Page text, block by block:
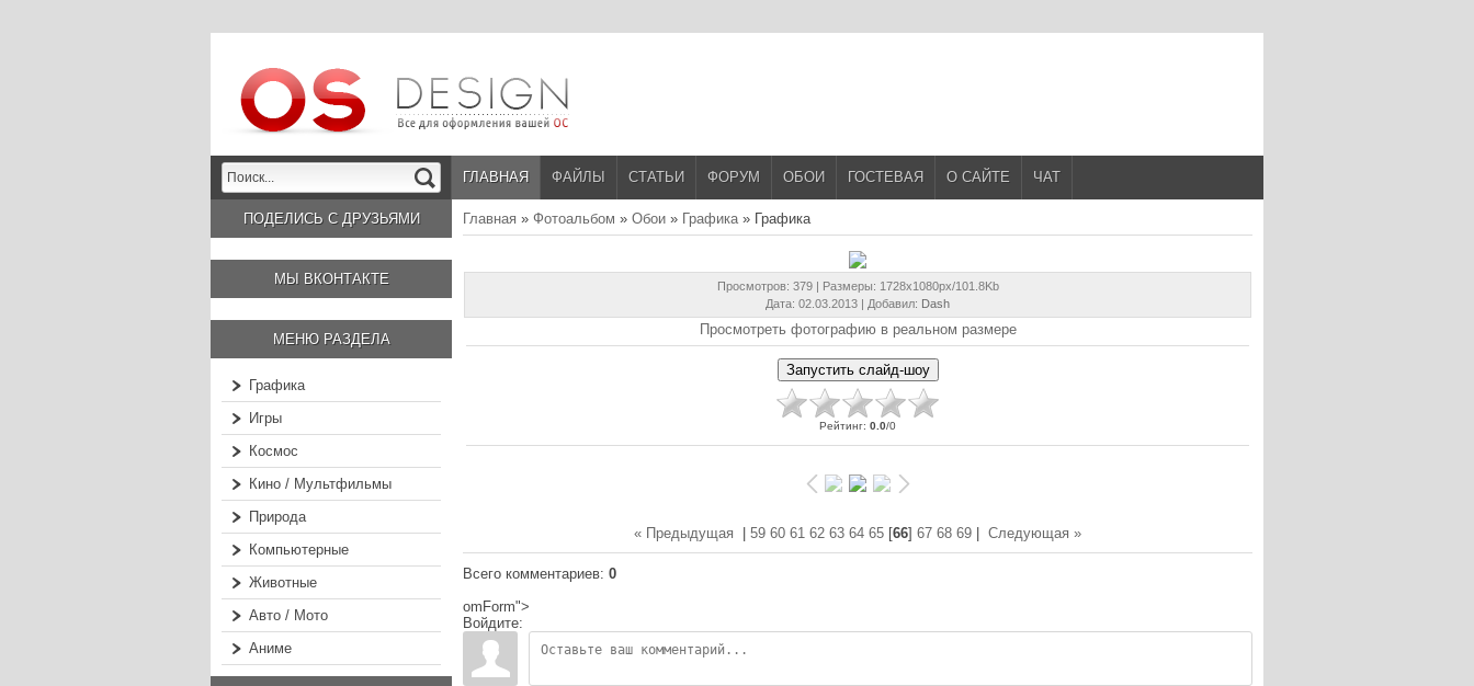
ГЛАВНАЯ ФАЙЛЫ СТАТЬИ ФОРУМ ОБОИ ГОСТЕВАЯ О САЙТЕ ЧАТ
ПОДЕЛИСЬ С ДРУЗЬЯМИ
МЫ ВКОНТАКТЕ
МЕНЮ РАЗДЕЛА
Графика
Игры
Космос
Кино / Мультфильмы
Природа
Компьютерные
Животные
Авто / Мото
Аниме
Главная » Фотоальбом » Обои » Графика» Графика
Просмотров: 379 | Размеры: 1728x1080px/101.8Kb
Дата: 02.03.2013 | Добавил: Dash
Просмотреть фотографию в реальном размере
Рейтинг: 0.0/0
« Предыдущая 59 60 61 62 63 64 65 [66] 67 68 69 Следующая »
Всего комментариев: 0
omForm">
Войдите: